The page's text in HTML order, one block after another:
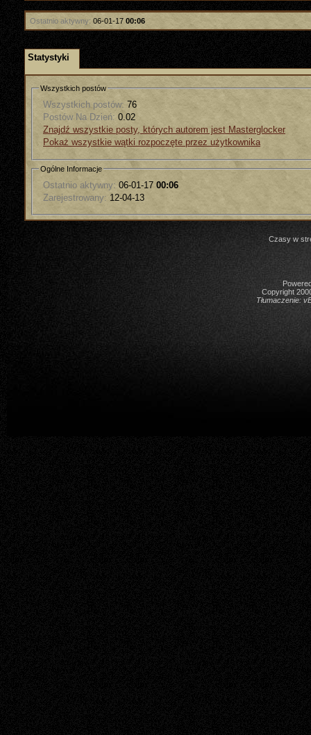
Ostatnio aktywny: 06-01-17 00:06
Statystyki
Wszystkich postów
Wszystkich postów: 76
Postów Na Dzień: 0.02
Znajdź wszystkie posty, których autorem jest Masterglocker
Pokaż wszystkie wątki rozpoczęte przez użytkownika
Ogólne Informacje
Ostatnio aktywny: 06-01-17 00:06
Zarejestrowany: 12-04-13
Czasy w
Copyright
Tłumaczenie: